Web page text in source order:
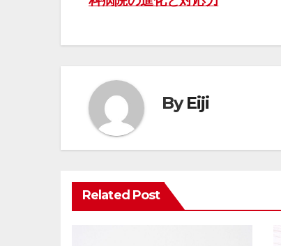
稿
ナ
ゲ
ー
シ
ョ
ン
ByEiji
Related Post